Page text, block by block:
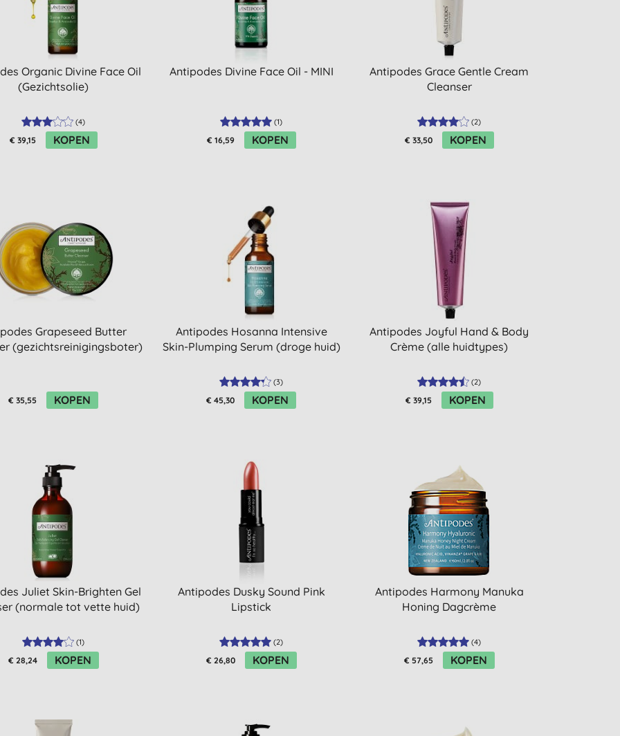
Organic Divine Face Oil
(Gezichtsolie)
(4)
€ 39,15 KOPEN
Antipodes Divine Face Oil - MINI
(1)
€ 16,59 KOPEN
Antipodes Grace Gentle Cream
Cleanser
(2)
€ 33,50 KOPEN
Grapeseed Butter
(gezichtsreinigingsboter)
€ 35,55 KOPEN
Antipodes Hosanna Intensive
Skin-Plumping Serum (droge huid)
(3)
€ 45,30 KOPEN
Antipodes Joyful Hand & Body
Crème (alle huidtypes)
(2)
€ 39,15 KOPEN
Juliet Skin-Brighten Gel
(normale tot vette huid)
(1)
€ 28,24 KOPEN
Antipodes Dusky Sound Pink
Lipstick
(2)
€ 26,80 KOPEN
Antipodes Harmony Manuka
Honing Dagcrème
(4)
€ 57,65 KOPEN